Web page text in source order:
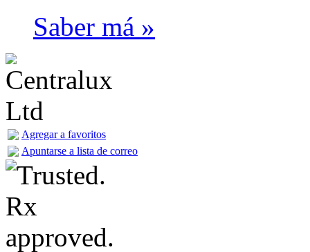
Saber má »
Agregar a favoritos
Apuntarse a lista de correo